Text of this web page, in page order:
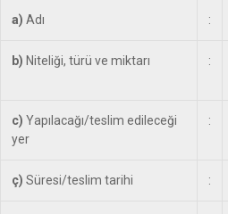
a) Adı :
b) Niteliği, türü ve miktarı :
c) Yapılacağı/teslim edileceği
yer
:
ç) Süresi/teslim tarihi :